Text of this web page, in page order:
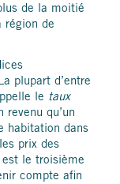
de la moitié
région de
plupart d’entre
le taux
revenu qu’un
habitation dans
prix des
est le troisième
compte afin